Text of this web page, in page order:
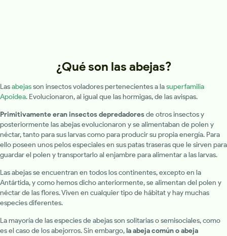
¿Qué son las abejas?
Lasabejasson insectos voladores pertenecientes a lasuperfamilia
Apoidea. Evolucionaron, al igual que las hormigas, de las avispas.
Primitivamente eran insectos depredadoresde otros insectos y
posteriormente las abejas evolucionaron y se alimentaban de polen y
néctar, tanto para sus larvas como para producir su propia energía. Para
ello poseen unos pelos especiales en sus patas traseras que le sirven para
guardar el polen y transportarlo al enjambre para alimentar a las larvas.
Las abejas se encuentran en todos los continentes, excepto en la
Antártida, y como hemos dicho anteriormente, se alimentan del polen y
néctar de las flores. Viven en cualquier tipo de hábitat y hay muchas
especies diferentes.
La mayoría de las especies de abejas son solitarias o semisociales, como
es el caso de los abejorros. Sin embargo,la abeja común o abeja